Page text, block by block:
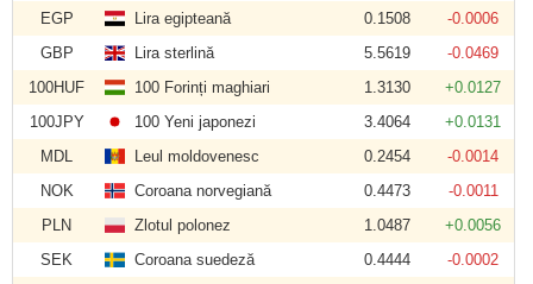
EGP
Lira egipteană 0.1508
-0.0006
GBP
Lira sterlină 5.5619
-0.0469
100HUF
100 Forinți maghiari 1.3130
+0.0127
100JPY
100 Yeni japonezi 3.4064
+0.0131
MDL
Leul moldovenesc 0.2454
-0.0014
NOK
Coroana norvegiană 0.4473
-0.0011
PLN
Zlotul polonez 1.0487
+0.0056
SEK
Coroana suedeză 0.4444
-0.0002